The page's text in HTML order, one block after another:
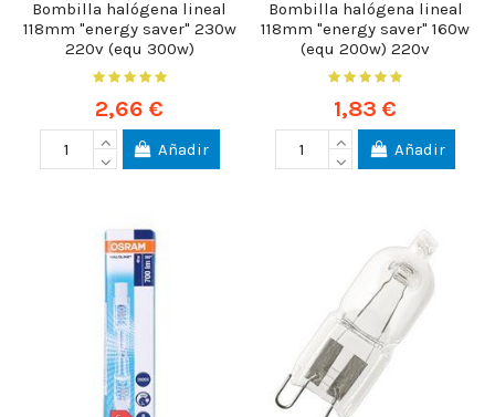
Bombilla halógena lineal
118mm "energy saver" 230w
220v (equ 300w)
2,66 €
Añadir
Bombilla halógena lineal
118mm "energy saver" 160w
(equ 200w) 220v
1,83 €
Añadir